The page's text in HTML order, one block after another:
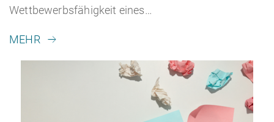
Wettbewerbsfähigkeit eines…
MEHR